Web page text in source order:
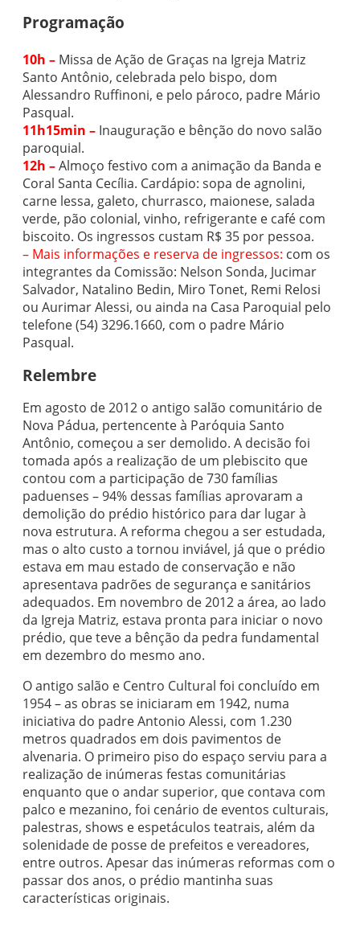
Programação
10h – Missa de Ação de Graças na Igreja Matriz
Santo Antônio, celebrada pelo bispo, dom
Alessandro Ruffinoni, e pelo pároco, padre Mário
Pasqual.
11h15min – Inauguração e bênção do novo salão
paroquial.
12h –Almoço festivo com a animação da Banda e
Coral Santa Cecília. Cardápio: sopa de agnolini,
carne lessa, galeto, churrasco, maionese, salada
verde, pão colonial, vinho, refrigerante e café com
biscoito. Os ingressos custam R$ 35 por pessoa.
– Mais informações e reserva de ingressos: com os
integrantes da Comissão: Nelson Sonda, Jucimar
Salvador, Natalino Bedin, Miro Tonet, Remi Relosi
ou Aurimar Alessi, ou ainda na Casa Paroquial pelo
telefone (54) 3296.1660, com o padre Mário
Pasqual.
Relembre
Em agosto de 2012 o antigo salão comunitário de
Nova Pádua, pertencente à Paróquia Santo
Antônio, começou a ser demolido. A decisão foi
tomada após a realização de um plebiscito que
contou com a participação de 730 famílias
paduenses – 94% dessas famílias aprovaram a
demolição do prédio histórico para dar lugar à
nova estrutura. A reforma chegou a ser estudada,
mas o alto custo a tornou inviável, já que o prédio
estava em mau estado de conservação e não
apresentava padrões de segurança e sanitários
adequados. Em novembro de 2012 a área, ao lado
da Igreja Matriz, estava pronta para iniciar o novo
prédio, que teve a bênção da pedra fundamental
em dezembro do mesmo ano.
O antigo salão e Centro Cultural foi concluído em
1954 – as obras se iniciaram em 1942, numa
iniciativa do padre Antonio Alessi, com 1.230
metros quadrados em dois pavimentos de
alvenaria. O primeiro piso do espaço serviu para a
realização de inúmeras festas comunitárias
enquanto que o andar superior, que contava com
palco e mezanino, foi cenário de eventos culturais,
palestras, shows e espetáculos teatrais, além da
solenidade de posse de prefeitos e vereadores,
entre outros. Apesar das inúmeras reformas com o
passar dos anos, o prédio mantinha suas
características originais.